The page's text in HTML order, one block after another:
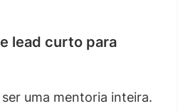
lead curto para
uma mentoria inteira.